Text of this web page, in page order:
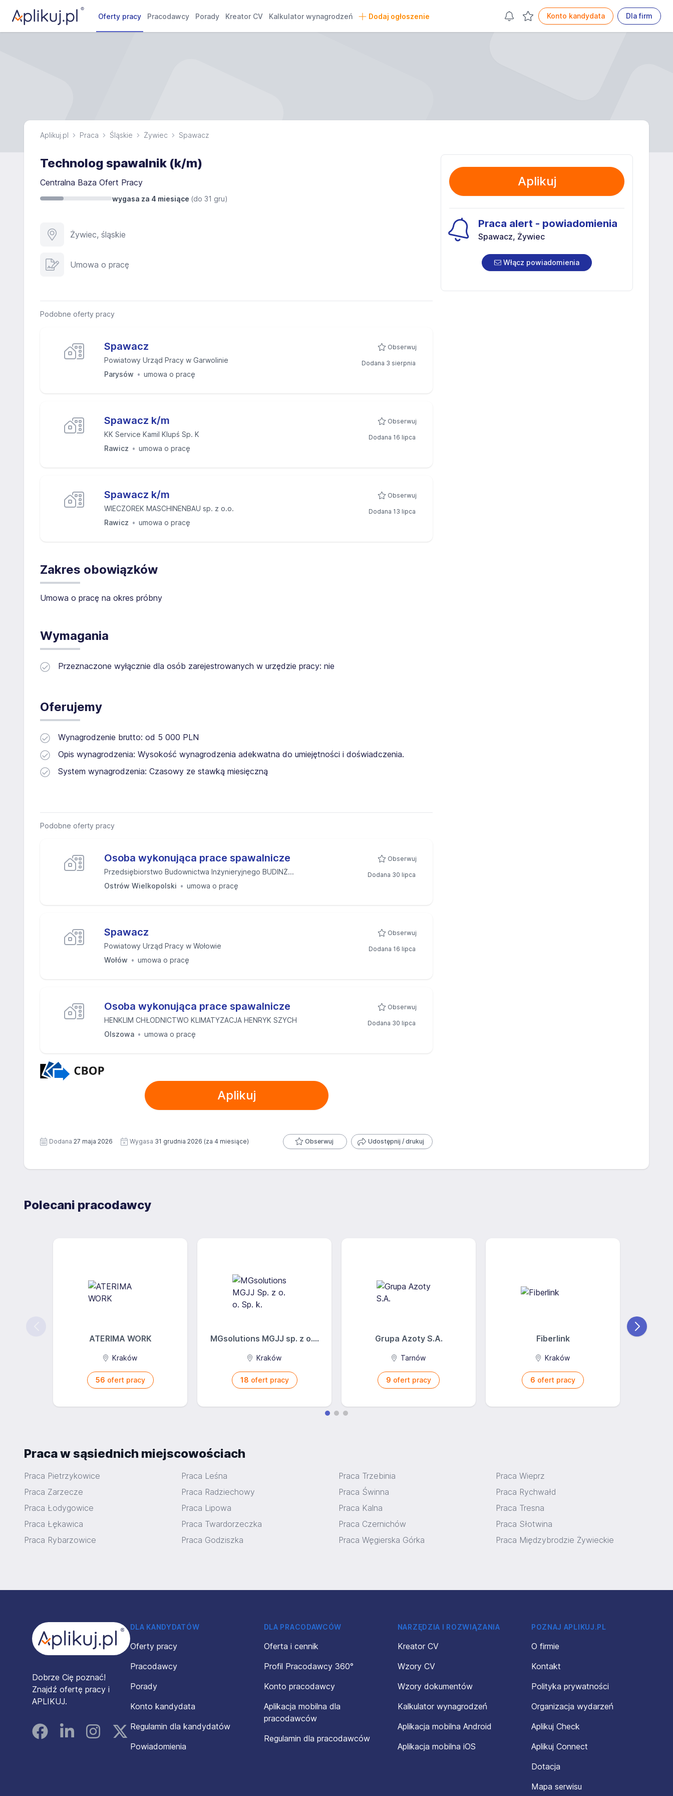
Oferty pracy Pracodawcy Porady Kreator CV Kalkulator wynagrodzeń Dodaj ogłoszenie Konto kandydata Dla firm
Aplikuj.pl Praca Śląskie Żywiec Spawacz
Technolog spawalnik (k/m)
Centralna Baza Ofert Pracy
wygasa za 4 miesiące (do 31 gru)
Żywiec, śląskie
Umowa o pracę
Podobne oferty pracy
Spawacz
Powiatowy Urząd Pracy w Garwolinie
Parysów
umowa o pracę
Obserwuj
Dodana 3 sierpnia
Spawacz k/m
KK Service Kamil Klupś Sp. K
Rawicz
umowa o pracę
Obserwuj
Dodana 16 lipca
Spawacz k/m
WIECZOREK MASCHINENBAU sp. z o.o.
Rawicz
umowa o pracę
Obserwuj
Dodana 13 lipca
Zakres obowiązków
Umowa o pracę na okres próbny
Wymagania
Przeznaczone wyłącznie dla osób zarejestrowanych w urzędzie pracy: nie
Oferujemy
Wynagrodzenie brutto: od 5 000 PLN
Opis wynagrodzenia: Wysokość wynagrodzenia adekwatna do umiejętności i doświadczenia.
System wynagrodzenia: Czasowy ze stawką miesięczną
Podobne oferty pracy
Osoba wykonująca prace spawalnicze
Przedsiębiorstwo Budownictwa Inżynieryjnego BUDINŻ...
Ostrów Wielkopolski
umowa o pracę
Obserwuj
Dodana 30 lipca
Spawacz
Powiatowy Urząd Pracy w Wołowie
Wołów
umowa o pracę
Obserwuj
Dodana 16 lipca
Osoba wykonująca prace spawalnicze
HENKLIM CHŁODNICTWO KLIMATYZACJA HENRYK SZYCH
Olszowa
umowa o pracę
Obserwuj
Dodana 30 lipca
Aplikuj
Dodana 27 maja 2026 Wygasa 31 grudnia 2026 (za 4 miesiące) Obserwuj Udostępnij / drukuj
Aplikuj
Praca alert - powiadomienia
Spawacz, Żywiec
Włącz powiadomienia
Polecani pracodawcy
ATERIMA WORK
Kraków
56 ofert pracy
MGsolutions MGJJ sp. z o....
Kraków
18 ofert pracy
Grupa Azoty S.A.
Tarnów
9 ofert pracy
Fiberlink
Kraków
6 ofert pracy
Praca w sąsiednich miejscowościach
Praca Pietrzykowice Praca Leśna Praca Trzebinia
Praca Wieprz
Praca Zarzecze
Praca Radziechowy Praca Świnna
Praca Rychwałd
Praca Łodygowice
Praca Lipowa Praca Kalna
Praca Tresna
Praca Łękawica
Praca Twardorzeczka Praca Czernichów
Praca Słotwina
Praca Rybarzowice
Praca Godziszka Praca Węgierska Górka Praca Międzybrodzie Żywieckie
Dobrze Cię poznać!
Znajdź ofertę pracy i
APLIKUJ.
FacebookLinked InInstagramInstagram
DLA KANDYDATÓW
Oferty pracy
Pracodawcy
Porady
Konto kandydata
Regulamin dla kandydatów
Powiadomienia
DLA PRACODAWCÓW
Oferta i cennik
Profil Pracodawcy 360°
Konto pracodawcy
Aplikacja mobilna dla
pracodawców
Regulamin dla pracodawców
NARZĘDZIA I ROZWIĄZANIA
Kreator CV
Wzory CV
Wzory dokumentów
Kalkulator wynagrodzeń
Aplikacja mobilna Android
Aplikacja mobilna iOS
POZNAJ APLIKUJ.PL
O firmie
Kontakt
Polityka prywatności
Organizacja wydarzeń
Aplikuj Check
Aplikuj Connect
Dotacja
Mapa serwisu